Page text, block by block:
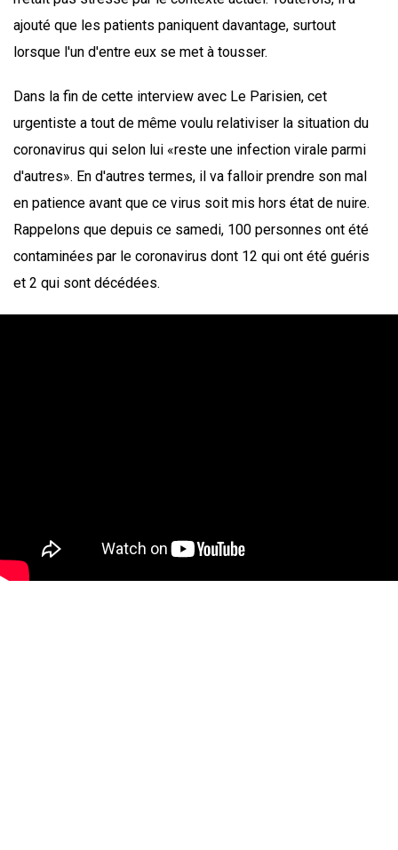
ajouté que les patients paniquent davantage, surtout
lorsque l'un d'entre eux se met à tousser.
Dans la fin de cette interview avec Le Parisien, cet
urgentiste a tout de même voulu relativiser la situation du
coronavirus qui selon lui «reste une infection virale parmi
d'autres». En d'autres termes, il va falloir prendre son mal
en patience avant que ce virus soit mis hors état de nuire.
Rappelons que depuis ce samedi, 100 personnes ont été
contaminées par le coronavirus dont 12 qui ont été guéris
et 2 qui sont décédées.